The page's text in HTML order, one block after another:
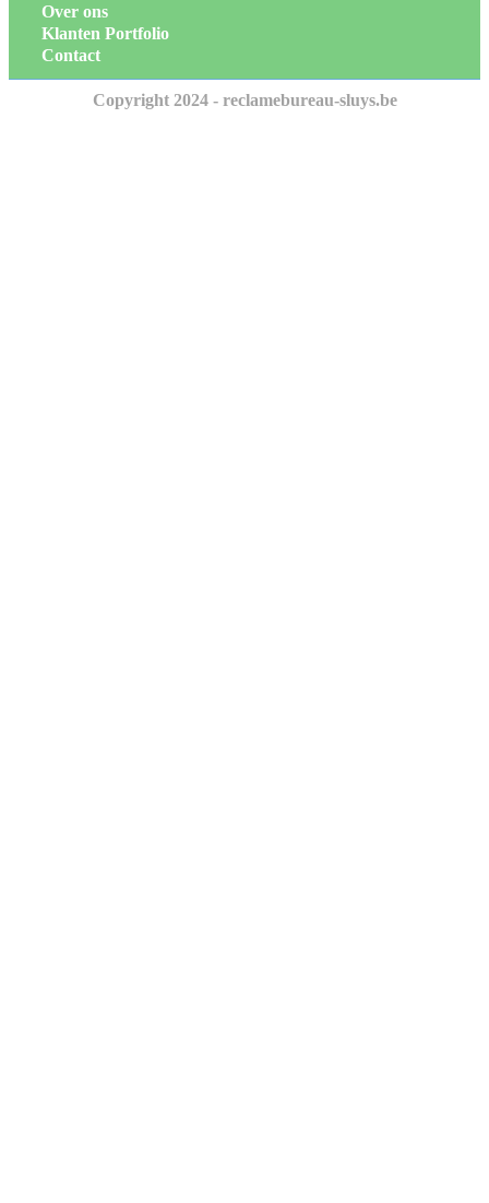
Over ons
Klanten Portfolio
Contact
Copyright 2024 - reclamebureau-sluys.be